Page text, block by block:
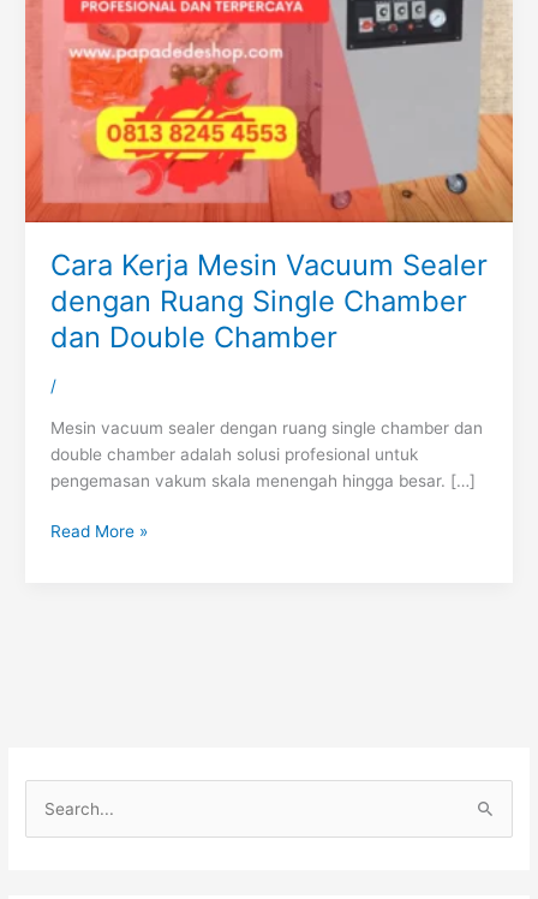
Cara Kerja Mesin Vacuum Sealer
dengan Ruang Single Chamber
dan Double Chamber
/
Mesin vacuum sealer dengan ruang single chamber dan
double chamber adalah solusi profesional untuk
pengemasan vakum skala menengah hingga besar. […]
Read More »